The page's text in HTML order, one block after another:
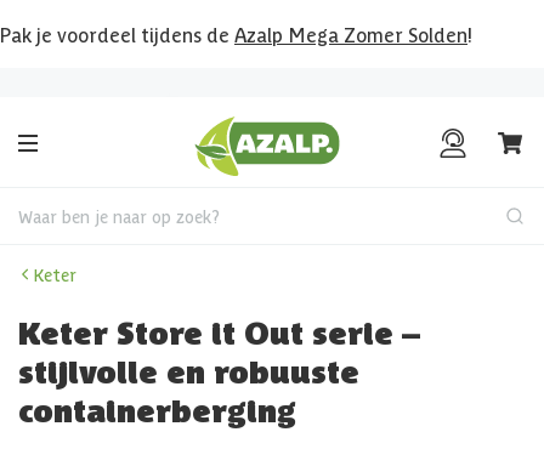
Pak je voordeel tijdens de Azalp Mega Zomer Solden!
Waar ben je naar op zoek?
Keter
Keter Store it Out serie –
stijlvolle en robuuste
containerberging